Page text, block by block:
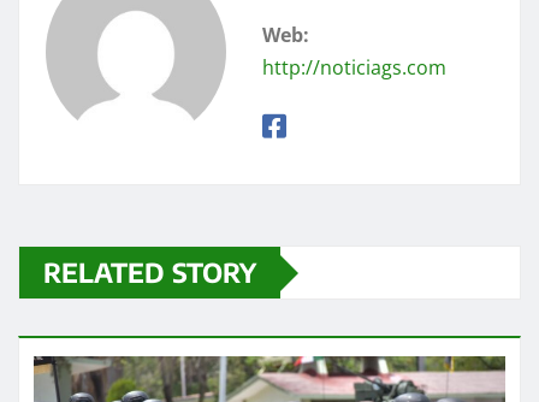
Web:
http://noticiags.com
RELATED STORY